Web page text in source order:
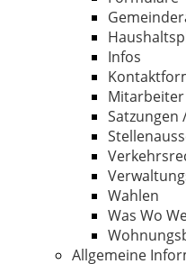
Infos
Mitarbeiter
Satzungen
Wahlen
Was Wo
Allgemeine